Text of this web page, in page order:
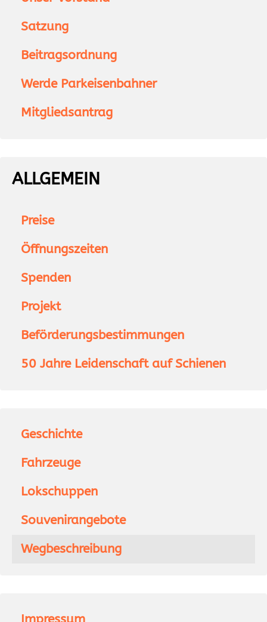
Satzung
Beitragsordnung
Werde Parkeisenbahner
Mitgliedsantrag
ALLGEMEIN
Preise
Öffnungszeiten
Spenden
Projekt
Beförderungsbestimmungen
50 Jahre Leidenschaft auf Schienen
Geschichte
Fahrzeuge
Lokschuppen
Souvenirangebote
Wegbeschreibung